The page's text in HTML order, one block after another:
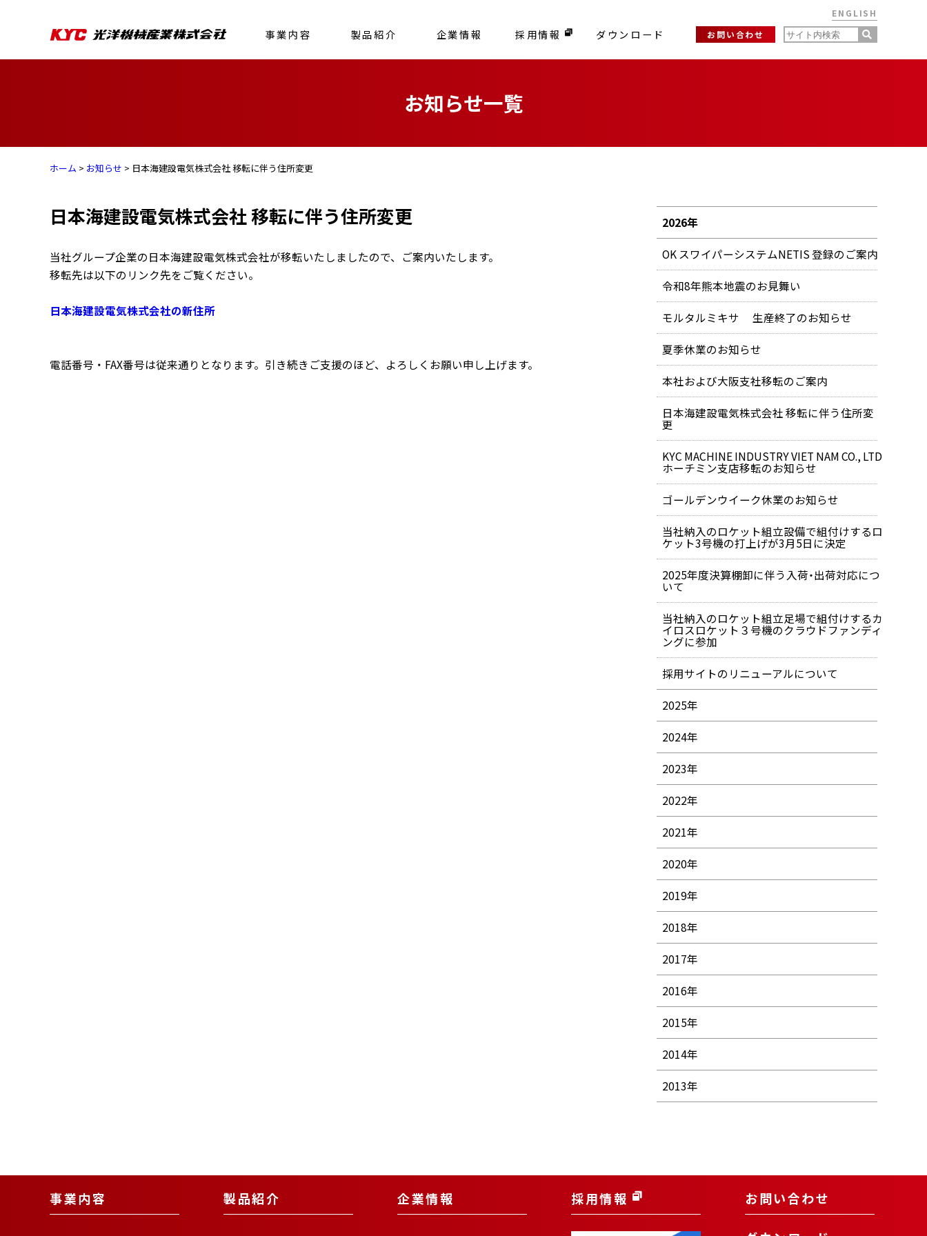
ENGLISH
お問い合わせ
事業内容 製品紹介 企業情報 採用情報 ダウンロード
お知らせ一覧
ホーム > お知らせ > 日本海建設電気株式会社 移転に伴う住所変更
日本海建設電気株式会社 移転に伴う住所変更
当社グループ企業の日本海建設電気株式会社が移転いたしましたので、ご案内いたします。
移転先は以下のリンク先をご覧ください。
日本海建設電気株式会社の新住所
電話番号・FAX番号は従来通りとなります。引き続きご支援のほど、よろしくお願い申し上げます。
2026年
OK スワイパーシステムNETIS 登録のご案内
令和8年熊本地震のお見舞い
モルタルミキサ 生産終了のお知らせ
夏季休業のお知らせ
本社および大阪支社移転のご案内
日本海建設電気株式会社 移転に伴う住所変
更
KYC MACHINE INDUSTRY VIET NAM CO., LTD
ホーチミン支店移転のお知らせ
ゴールデンウイーク休業のお知らせ
当社納入のロケット組立設備で組付けするロ
ケット3号機の打上げが3月5日に決定
2025年度決算棚卸に伴う入荷・出荷対応につ
いて
当社納入のロケット組立足場で組付けするカ
イロスロケット３号機のクラウドファンディ
ングに参加
採用サイトのリニューアルについて
2025年
2024年
2023年
2022年
2021年
2020年
2019年
2018年
2017年
2016年
2015年
2014年
2013年
事業内容 製品紹介 企業情報 採用情報 お問い合わせ